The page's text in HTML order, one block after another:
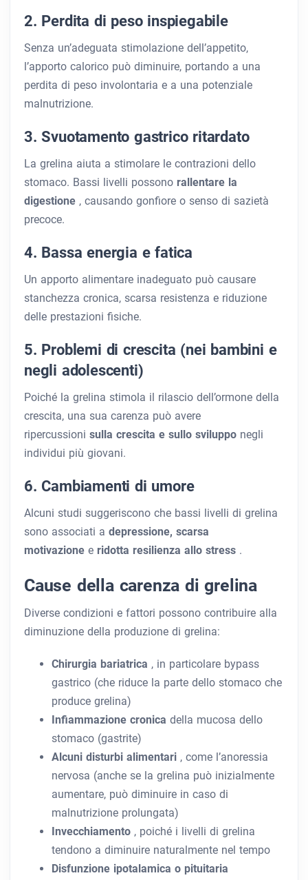
2. Perdita di peso inspiegabile
Senza un’adeguata stimolazione dell’appetito,
l’apporto calorico può diminuire, portando a una
perdita di peso involontaria e a una potenziale
malnutrizione.
3. Svuotamento gastrico ritardato
La grelina aiuta a stimolare le contrazioni dello
stomaco. Bassi livelli possono rallentare la
digestione , causando gonfiore o senso di sazietà
precoce.
4. Bassa energia e fatica
Un apporto alimentare inadeguato può causare
stanchezza cronica, scarsa resistenza e riduzione
delle prestazioni fisiche.
5. Problemi di crescita (nei bambini e
negli adolescenti)
Poiché la grelina stimola il rilascio dell’ormone della
crescita, una sua carenza può avere
ripercussioni sulla crescita e sullo sviluppo negli
individui più giovani.
6. Cambiamenti di umore
Alcuni studi suggeriscono che bassi livelli di grelina
sono associati a depressione, scarsa
motivazione e ridotta resilienza allo stress .
Cause della carenza di grelina
Diverse condizioni e fattori possono contribuire alla
diminuzione della produzione di grelina:
Chirurgia bariatrica , in particolare bypass
gastrico (che riduce la parte dello stomaco che
produce grelina)
Infiammazione cronica della mucosa dello
stomaco (gastrite)
Alcuni disturbi alimentari , come l’anoressia
nervosa (anche se la grelina può inizialmente
aumentare, può diminuire in caso di
malnutrizione prolungata)
Invecchiamento , poiché i livelli di grelina
tendono a diminuire naturalmente nel tempo
Disfunzione ipotalamica o pituitaria